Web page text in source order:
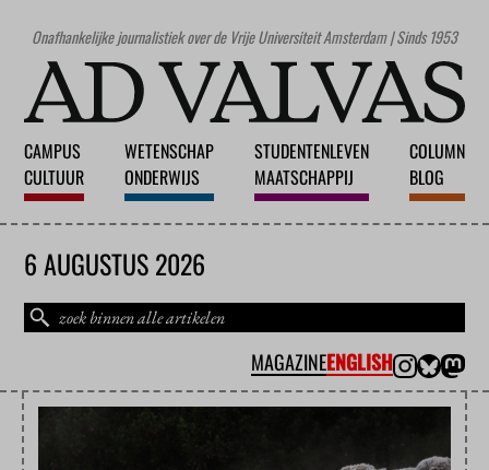
Onafhankelijke journalistiek over de Vrije Universiteit Amsterdam | Sinds 1953
CAMPUS
CULTUUR
WETENSCHAP
ONDERWIJS
STUDENTENLEVEN
MAATSCHAPPIJ
COLUMN
BLOG
6 AUGUSTUS 2026
MAGAZINEENGLISH